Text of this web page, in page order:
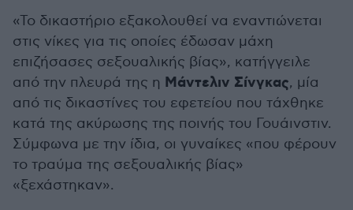
«Το δικαστήριο εξακολουθεί να εναντιώνεται
στις νίκες για τις οποίες έδωσαν μάχη
επιζήσασες σεξουαλικής βίας», κατήγγειλε
από την πλευρά της η Μάντελιν Σίνγκας, μία
από τις δικαστίνες του εφετείου που τάχθηκε
κατά της ακύρωσης της ποινής του Γουάινστιν.
Σύμφωνα με την ίδια, οι γυναίκες «που φέρουν
το τραύμα της σεξουαλικής βίας»
«ξεχάστηκαν».